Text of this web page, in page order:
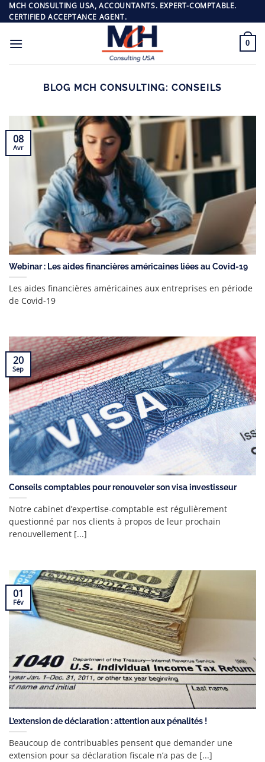
Passer
au
MCH CONSULTING USA, ACCOUNTANTS. EXPERT-COMPTABLE.
CERTIFIED ACCEPTANCE AGENT.
0
BLOG MCH CONSULTING: CONSEILS
Webinar : Les aides financières américaines liées au Covid-19
Les aides financières américaines aux entreprises en période
de Covid-19
08
Avr
Conseils comptables pour renouveler son visa investisseur
Notre cabinet d’expertise-comptable est régulièrement
questionné par nos clients à propos de leur prochain
renouvellement [...]
20
Sep
L’extension de déclaration : attention aux pénalités !
Beaucoup de contribuables pensent que demander une
extension pour sa déclaration fiscale n’a pas de [...]
01
Fév